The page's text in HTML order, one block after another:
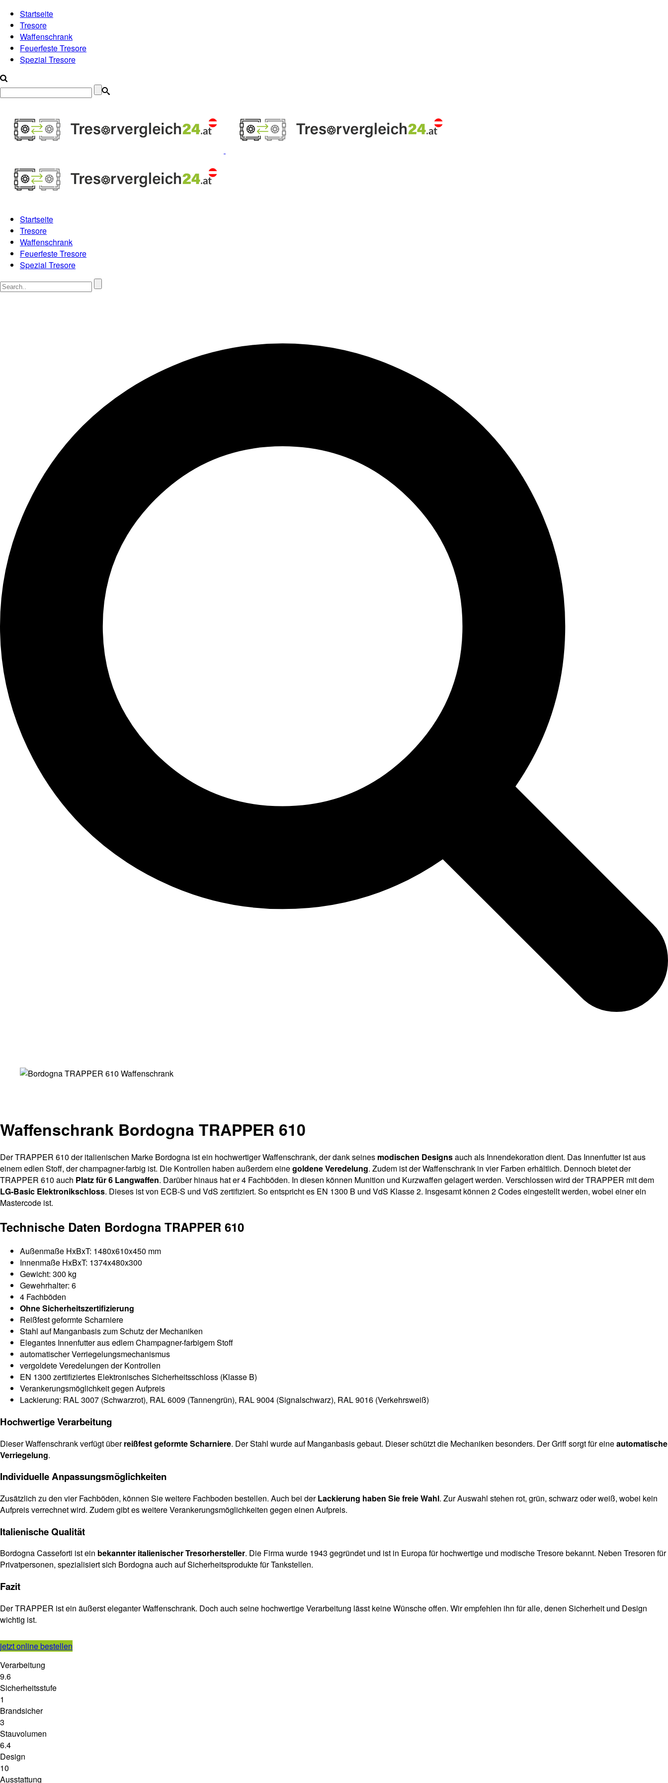
Startseite
Tresore
Waffenschrank
Feuerfeste Tresore
Spezial Tresore
Startseite
Tresore
Waffenschrank
Feuerfeste Tresore
Spezial Tresore
Waffenschrank Bordogna TRAPPER 610
Der TRAPPER 610 der italienischen Marke Bordogna ist ein hochwertiger Waffenschrank, der dank seines modischen Designsauch als Innendekoration dient. Das Innenfutter ist aus
einem edlen Stoff, der champagner-farbig ist. Die Kontrollen haben außerdem einegoldene Veredelung. Zudem ist der Waffenschrank in vier Farben erhältlich. Dennoch bietet der
TRAPPER 610 auch Platz für 6 Langwaffen. Darüber hinaus hat er 4 Fachböden. In diesen können Munition und Kurzwaffen gelagert werden. Verschlossen wird der TRAPPER mit dem
LG-Basic Elektronikschloss. Dieses ist von ECB-S und VdS zertifiziert. So entspricht es EN 1300 B und VdS Klasse 2. Insgesamt können 2 Codes eingestellt werden, wobei einer ein
Mastercode ist.
Technische Daten Bordogna TRAPPER 610
Außenmaße HxBxT: 1480x610x450 mm
Innenmaße HxBxT: 1374x480x300
Gewicht: 300 kg
Gewehrhalter: 6
4 Fachböden
Ohne Sicherheitszertifizierung
Reißfest geformte Scharniere
Stahl auf Manganbasis zum Schutz der Mechaniken
Elegantes Innenfutter aus edlem Champagner-farbigem Stoff
automatischer Verriegelungsmechanismus
vergoldete Veredelungen der Kontrollen
EN 1300 zertifiziertes Elektronisches Sicherheitsschloss (Klasse B)
Verankerungsmöglichkeit gegen Aufpreis
Lackierung: RAL 3007 (Schwarzrot), RAL 6009 (Tannengrün), RAL 9004 (Signalschwarz), RAL 9016 (Verkehrsweiß)
Hochwertige Verarbeitung
Dieser Waffenschrank verfügt überreißfest geformte Scharniere. Der Stahl wurde auf Manganbasis gebaut. Dieser schützt die Mechaniken besonders. Der Griff sorgt für eineautomatische
Verriegelung.
Individuelle Anpassungsmöglichkeiten
Zusätzlich zu den vier Fachböden, können Sie weitere Fachboden bestellen. Auch bei derLackierung haben Sie freie Wahl. Zur Auswahl stehen rot, grün, schwarz oder weiß, wobei kein
Aufpreis verrechnet wird. Zudem gibt es weitere Verankerungsmöglichkeiten gegen einen Aufpreis.
Italienische Qualität
Bordogna Casseforti ist ein bekannter italienischer Tresorhersteller. Die Firma wurde 1943 gegründet und ist in Europa für hochwertige und modische Tresore bekannt. Neben Tresoren für
Privatpersonen, spezialisiert sich Bordogna auch auf Sicherheitsprodukte für Tankstellen.
Fazit
Der TRAPPER ist ein äußerst eleganter Waffenschrank. Doch auch seine hochwertige Verarbeitung lässt keine Wünsche offen. Wir empfehlen ihn für alle, denen Sicherheit und Design
wichtig ist.
jetzt online bestellen
Verarbeitung
9.6
Sicherheitsstufe
1
Brandsicher
3
Stauvolumen
6.4
Design
10
Ausstattung